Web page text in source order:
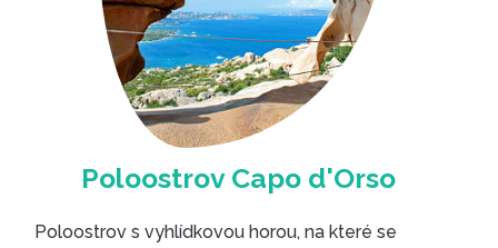
KAM SE PODÍVAT
Poloostrov s vyhlídkovou horou, na které se